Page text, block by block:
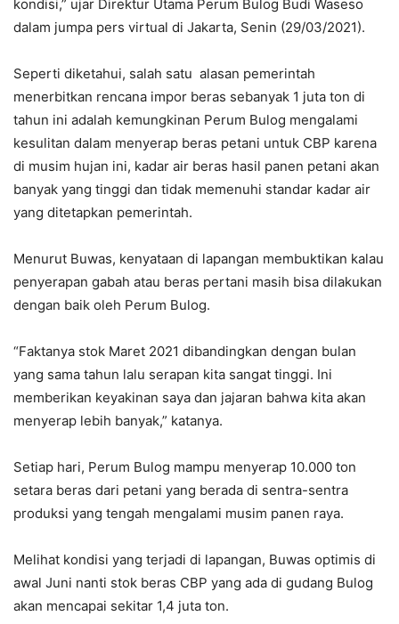
kondisi,” ujar Direktur Utama Perum Bulog Budi Waseso
dalam jumpa pers virtual di Jakarta, Senin (29/03/2021).
Seperti diketahui, salah satu alasan pemerintah
menerbitkan rencana impor beras sebanyak 1 juta ton di
tahun ini adalah kemungkinan Perum Bulog mengalami
kesulitan dalam menyerap beras petani untuk CBP karena
di musim hujan ini, kadar air beras hasil panen petani akan
banyak yang tinggi dan tidak memenuhi standar kadar air
yang ditetapkan pemerintah.
Menurut Buwas, kenyataan di lapangan membuktikan kalau
penyerapan gabah atau beras pertani masih bisa dilakukan
dengan baik oleh Perum Bulog.
“Faktanya stok Maret 2021 dibandingkan dengan bulan
yang sama tahun lalu serapan kita sangat tinggi. Ini
memberikan keyakinan saya dan jajaran bahwa kita akan
menyerap lebih banyak,” katanya.
Setiap hari, Perum Bulog mampu menyerap 10.000 ton
setara beras dari petani yang berada di sentra-sentra
produksi yang tengah mengalami musim panen raya.
Melihat kondisi yang terjadi di lapangan, Buwas optimis di
awal Juni nanti stok beras CBP yang ada di gudang Bulog
akan mencapai sekitar 1,4 juta ton.